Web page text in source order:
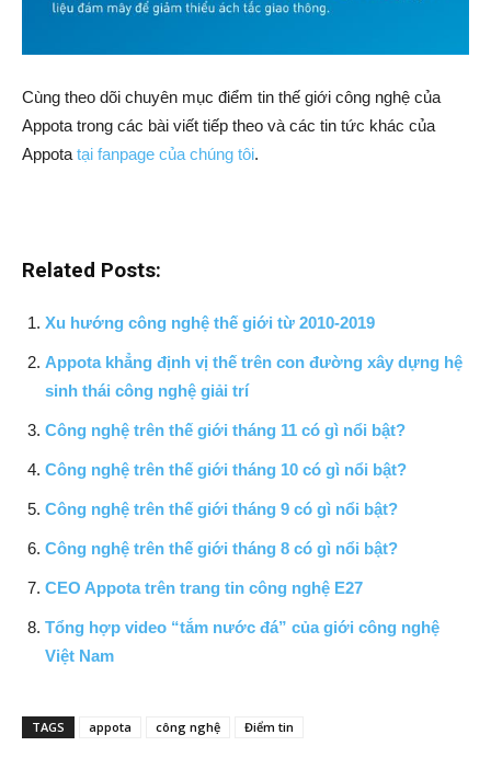
Cùng theo dõi chuyên mục điểm tin thế giới công nghệ của
Appota trong các bài viết tiếp theo và các tin tức khác của
Appota tại fanpage của chúng tôi.
Related Posts:
Xu hướng công nghệ thế giới từ 2010-2019
Appota khẳng định vị thế trên con đường xây dựng hệ
sinh thái công nghệ giải trí
Công nghệ trên thế giới tháng 11 có gì nổi bật?
Công nghệ trên thế giới tháng 10 có gì nổi bật?
Công nghệ trên thế giới tháng 9 có gì nổi bật?
Công nghệ trên thế giới tháng 8 có gì nổi bật?
CEO Appota trên trang tin công nghệ E27
Tổng hợp video “tắm nước đá” của giới công nghệ
Việt Nam
TAGS appota công nghệ Điểm tin